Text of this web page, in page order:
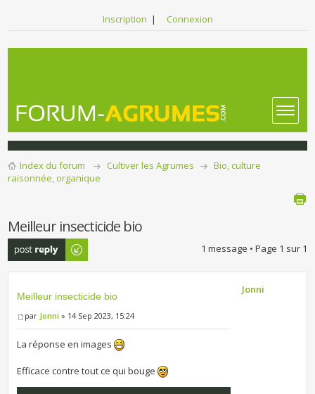
Inscription | Connexion
Index du forum Cultiver les Agrumes
Bio, culture
raisonnée, organique
Meilleur insecticide bio
Publier une
réponse
1 message • Page 1 sur 1
Meilleur insecticide bio
par Jonni » 14 Sep 2023, 15:24
La réponse en images
Efficace contre tout ce qui bouge
Jonni